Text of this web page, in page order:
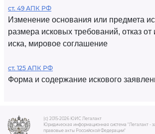
ст. 49 АПК РФ
Изменение основания или предмета
размера исковых требований, отказ от
иска, мировое соглашение
ст. 125 АПК РФ
Форма и содержание искового
(c) 2015-2026 ЮИС Легалакт
Юридическая информационная система "Легалакт -
правовые акты Российской Федерации"